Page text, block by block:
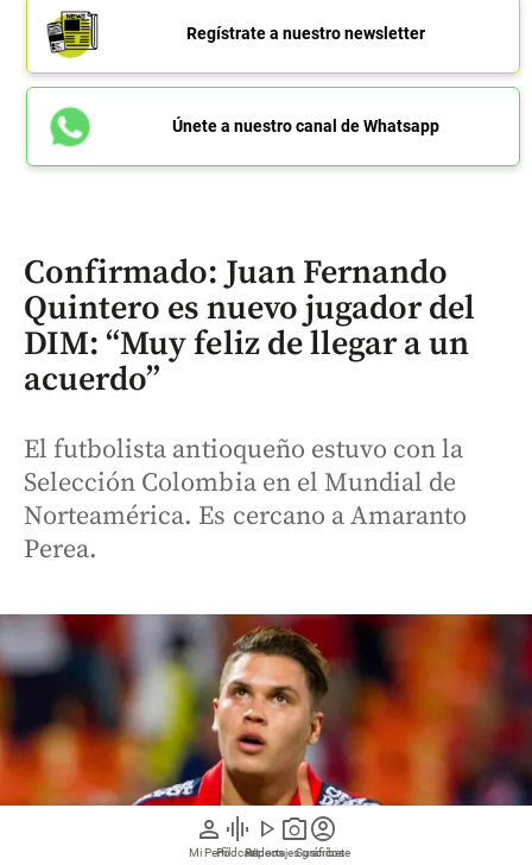
person
Mi Perfil
graphic_eq
Pódcast
play_arrow
Videos
photo_camera
Reportajes gráficos
account_circle
Suscríbete
Regístrate a nuestro newsletter
Únete a nuestro canal de Whatsapp
Confirmado: Juan Fernando
Quintero es nuevo jugador del
DIM: “Muy feliz de llegar a un
acuerdo”
El futbolista antioqueño estuvo con la
Selección Colombia en el Mundial de
Norteamérica. Es cercano a Amaranto
Perea.